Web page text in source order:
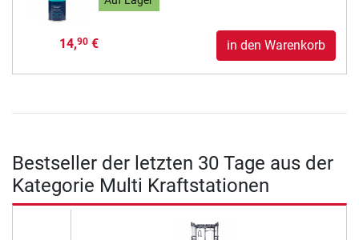
14,90€ in den Warenkorb
Bestseller der letzten 30 Tage aus der
Kategorie Multi Kraftstationen